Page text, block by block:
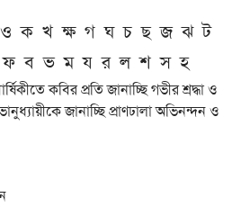
ও ক খ ক্ষ গ ঘ চ ছ জ ঝ ট
ফ ব ভ ম য র ল শ স হ
কবির প্রতি জানাচ্ছি গভীর শ্রদ্ধা ও
জানাচ্ছি প্রাণঢালা অভিনন্দন ও